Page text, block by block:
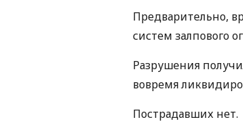
Предварительно,
систем залпового
Разрушения
вовремя
Пострадавших нет.